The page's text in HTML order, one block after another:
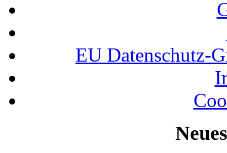
EU Datenschutz-